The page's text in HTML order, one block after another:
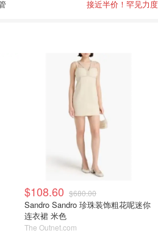
接近半价！罕见力度
$108.60 $680.00
Sandro Sandro 珍珠装饰粗花呢迷你
连衣裙 米色
The Outnet.com